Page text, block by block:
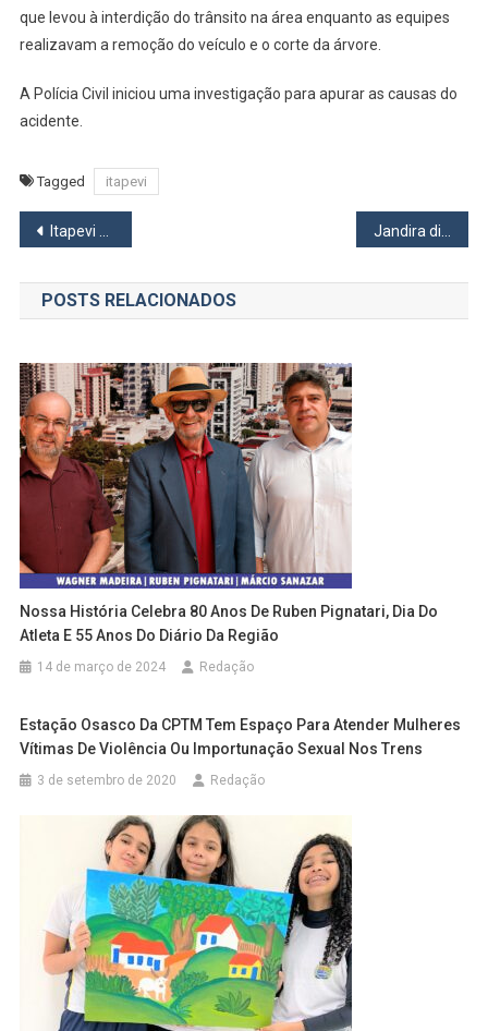
que levou à interdição do trânsito na área enquanto as equipes
realizavam a remoção do veículo e o corte da árvore.
A Polícia Civil iniciou uma investigação para apurar as causas do
acidente.
Tagged itapevi
Navegação
de
Post
Itapevi será beneficiada com Projeto Nova Raposo
POSTS RELACIONADOS
Nossa História Celebra 80 Anos De Ruben Pignatari, Dia Do
Atleta E 55 Anos Do Diário Da Região
14 de março de 2024 Redação
Estação Osasco Da CPTM Tem Espaço Para Atender Mulheres
Vítimas De Violência Ou Importunação Sexual Nos Trens
3 de setembro de 2020 Redação